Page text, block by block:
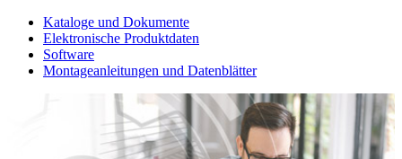
Kataloge und Dokumente
Elektronische Produktdaten
Software
Montageanleitungen und Datenblätter